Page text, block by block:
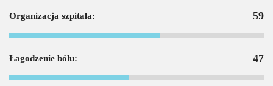
Organizacja szpitala: 59
Łagodzenie bólu: 47